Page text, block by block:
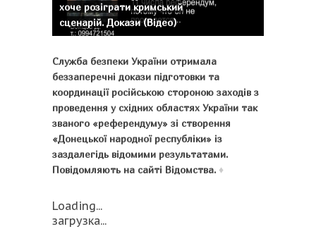
хоче розіграти кримський
сценарій. Докази (Відео)
Служба безпеки України отримала
беззаперечні докази підготовки та
координації російською стороною заходів з
проведення у східних областях України так
званого «референдуму» зі створення
«Донецької народної республіки» із
заздалегідь відомими результатами.
Повідомляють на сайті Відомства. ♦
Loading...
загрузка...